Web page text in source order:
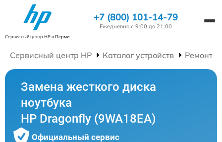
Сервисный центр HPв Перми
+7 (800) 101-14-79
Ежедневно с 9:00 до 21:00
Сервисный центр HP Каталог устройств Ремонт
Замена жесткого диска
ноутбука
HP Dragonfly (9WA18EA)
Официальный сервис